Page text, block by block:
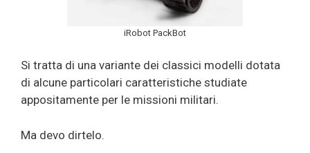
iRobot PackBot
Si tratta di una variante dei classici modelli dotata
di alcune particolari caratteristiche studiate
appositamente per le missioni militari.
Ma devo dirtelo.